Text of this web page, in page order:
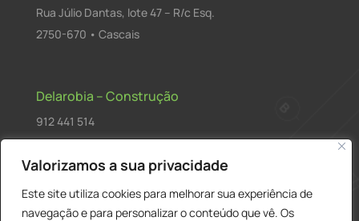
Valorizamos a sua privacidade
Este site utiliza cookies para melhorar sua experiência de
navegação e para personalizar o conteúdo que vê. Os
Rua Júlio Dantas, lote 47 – R/c Esq.
2750-670 • Cascais
Delarobia – Construção
912 441 514
R. António Andrade, 1171
2820-287 • Charneca de Caparica